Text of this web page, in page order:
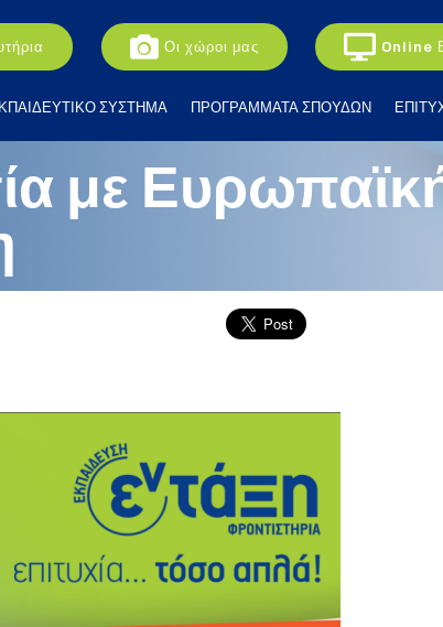
ΣΥΣΤΗΜΑ ΠΡΟΓΡΑΜΜΑΤΑ ΣΠΟΥΔΩΝ
Οι χώροι μας Online
με